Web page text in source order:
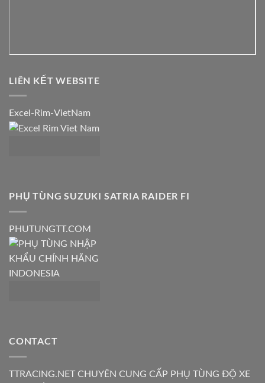
LIÊN KẾT WEBSITE
Excel-Rim-VietNam
PHỤ TÙNG SUZUKI SATRIA RAIDER FI
PHUTUNGTT.COM
CONTACT
TTRACING.NET CHUYÊN CUNG CẤP PHỤ TÙNG ĐỘ XE